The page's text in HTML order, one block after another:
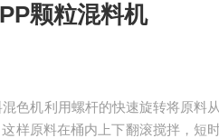
颗粒混料机
色机利用螺杆的快速旋转将原料
样原料在桶内上下翻滚搅拌，短